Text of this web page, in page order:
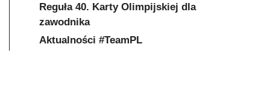
Reguła 40. Karty Olimpijskiej dla
zawodnika
Aktualności #TeamPL